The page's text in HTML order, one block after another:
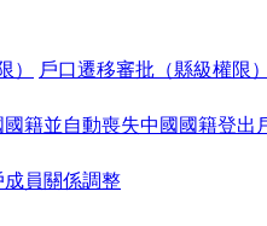
） 戶口遷移審批（縣級權限
國籍並自動喪失中國國籍登出
成員關係調整